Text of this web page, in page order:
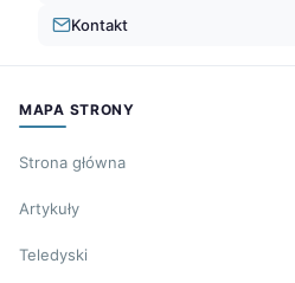
Kontakt
MAPA STRONY
Strona główna
Artykuły
Teledyski